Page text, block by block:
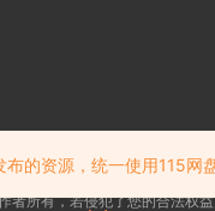
源来源于网络用户网盘投稿，
者所有，若侵犯了您的合法权
的资源，统一使用115网